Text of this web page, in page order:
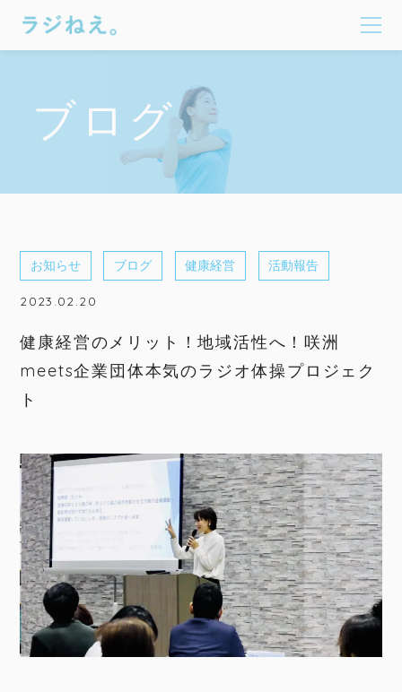
ブログ
お知らせ ブログ 健康経営 活動報告
2023.02.20
健康経営のメリット！地域活性へ！咲洲
meets企業団体本気のラジオ体操プロジェク
ト